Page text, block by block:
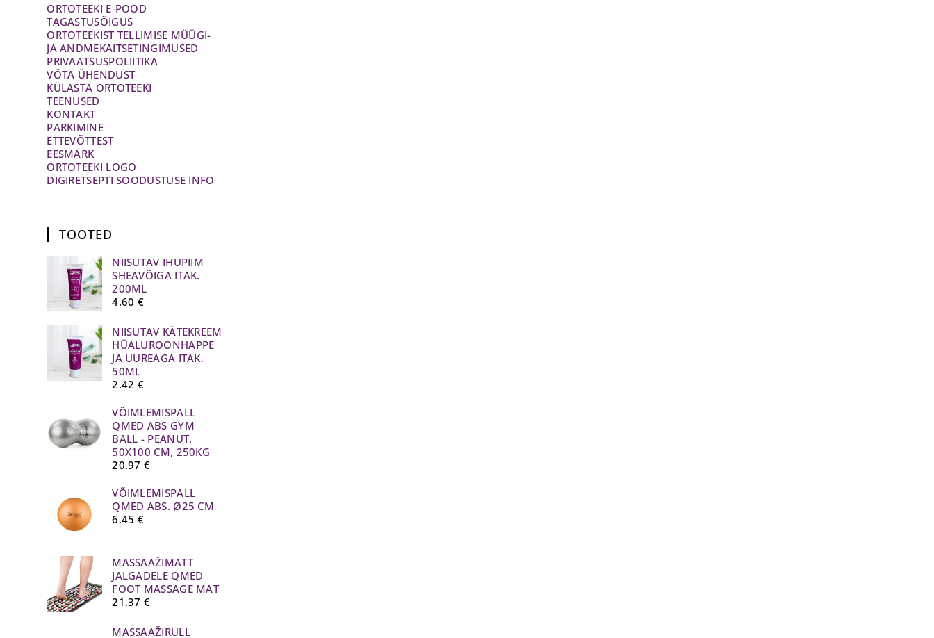
ORTOTEEKI E-POOD
TAGASTUSÕIGUS
ORTOTEEKIST TELLIMISE MÜÜGI-
JA ANDMEKAITSETINGIMUSED
PRIVAATSUSPOLIITIKA
VÕTA ÜHENDUST
KÜLASTA ORTOTEEKI
TEENUSED
KONTAKT
PARKIMINE
ETTEVÕTTEST
EESMÄRK
ORTOTEEKI LOGO
DIGIRETSEPTI SOODUSTUSE INFO
TOOTED
NIISUTAV IHUPIIM
SHEAVÕIGA ITAK.
200ML
4.60 €
NIISUTAV KÄTEKREEM
HÜALUROONHAPPE
JA UUREAGA ITAK.
50ML
2.42 €
VÕIMLEMISPALL
QMED ABS GYM
BALL - PEANUT.
50X100 CM, 250KG
20.97€
VÕIMLEMISPALL
QMED ABS. Ø25 CM
6.45 €
MASSAAŽIMATT
JALGADELE QMED
FOOT MASSAGE MAT
21.37€
MASSAAŽIRULL